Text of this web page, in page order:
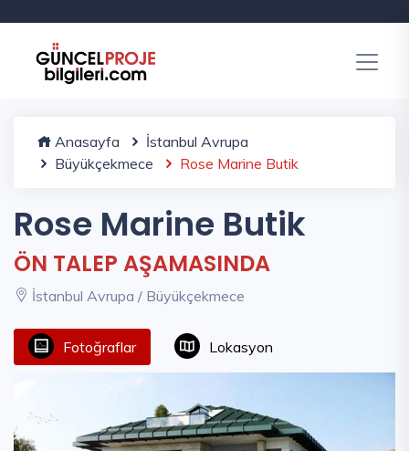
Anasayfa
İstanbul Avrupa
Büyükçekmece
Rose Marine Butik
Rose Marine Butik
ÖN TALEP AŞAMASINDA
İstanbul Avrupa / Büyükçekmece
Fotoğraflar Lokasyon